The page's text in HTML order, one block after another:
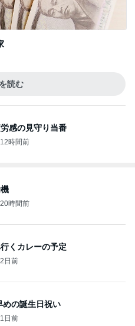
読む
感の見守り当番
12時間前
20時間前
くカレーの予定
2日前
めの誕生日祝い
1日前